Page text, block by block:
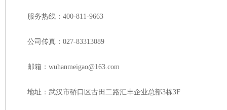
服务热线：400-811-9663
公司传真：027-83313089
邮箱：wuhanmeigao@163.com
地址：武汉市硚口区古田二路汇丰企业总部3栋3F